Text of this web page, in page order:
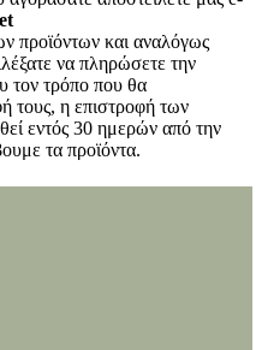
προϊόντων και αναλόγως
να πληρώσετε την
τον τρόπο που θα
τους, η επιστροφή των
εντός 30 ημερών από την
τα προϊόντα.